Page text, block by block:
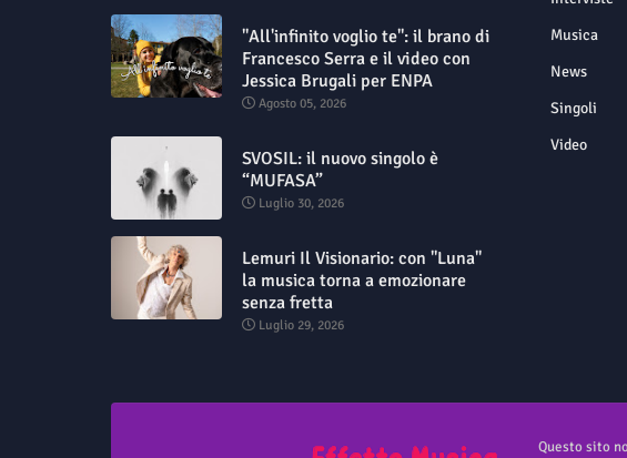
"All'infinito voglio te": il brano di
Francesco Serra e il video con
Jessica Brugali per ENPA
Agosto 05, 2026
SVOSIL: il nuovo singolo è
“MUFASA”
Luglio 30, 2026
Lemuri Il Visionario: con "Luna"
la musica torna a emozionare
senza fretta
Luglio 29, 2026
Musica
News
Singoli
Video
Questo sito